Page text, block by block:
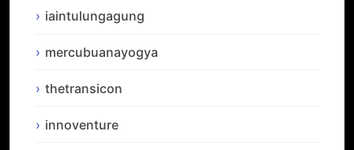
iaintulungagung
mercubuanayogya
thetransicon
innoventure